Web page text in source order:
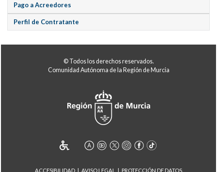
Pago a Acreedores
Perfil de Contratante
© Todos los derechos reservados.
Comunidad Autónoma de la Región de Murcia
ACCESIBILIDAD AVISO LEGAL PROTECCIÓN DE DATOS